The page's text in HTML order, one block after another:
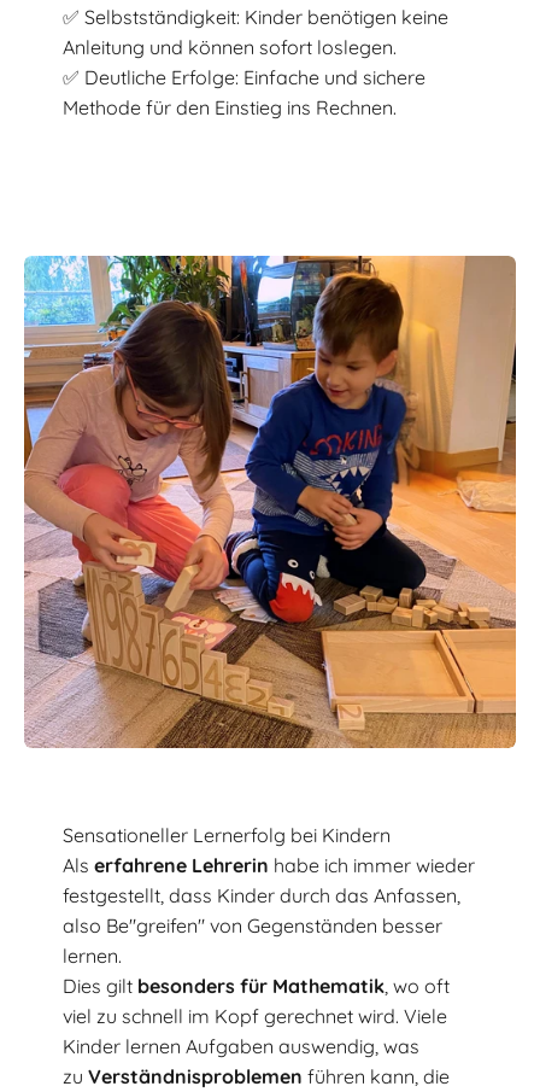
✅ Selbstständigkeit: Kinder benötigen keine
Anleitung und können sofort loslegen.
✅ Deutliche Erfolge: Einfache und sichere
Methode für den Einstieg ins Rechnen.
Sensationeller Lernerfolg bei Kindern
Als erfahrene Lehrerin habe ich immer wieder
festgestellt, dass Kinder durch das Anfassen,
also Be"greifen" von Gegenständen besser
lernen.
Dies gilt besonders für Mathematik , wo oft
viel zu schnell im Kopf gerechnet wird. Viele
Kinder lernen Aufgaben auswendig, was
zu Verständnisproblemen führen kann, die